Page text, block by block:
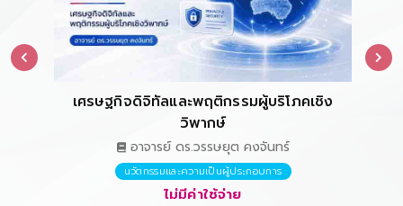
เศรษฐกิจดิจิทัลและพฤติกรรมผู้บริโภคเชิง
วิพากษ์
อาจารย์ ดร.วรรษยุต คงจันทร์
นวัตกรรมและความเป็นผู้ประกอบการ
ไม่มีค่าใช้จ่าย